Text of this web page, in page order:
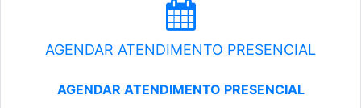
AGENDAR ATENDIMENTO PRESENCIAL
AGENDAR ATENDIMENTO PRESENCIAL